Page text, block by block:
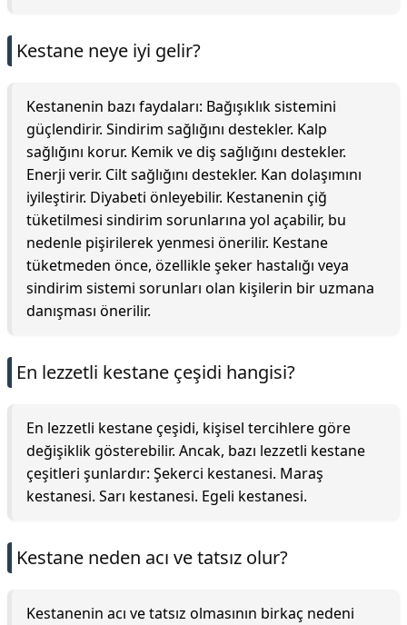
Kestane neye iyi gelir?
Kestanenin bazı faydaları: Bağışıklık sistemini
güçlendirir. Sindirim sağlığını destekler. Kalp
sağlığını korur. Kemik ve diş sağlığını destekler.
Enerji verir. Cilt sağlığını destekler. Kan dolaşımını
iyileştirir. Diyabeti önleyebilir. Kestanenin çiğ
tüketilmesi sindirim sorunlarına yol açabilir, bu
nedenle pişirilerek yenmesi önerilir. Kestane
tüketmeden önce, özellikle şeker hastalığı veya
sindirim sistemi sorunları olan kişilerin bir uzmana
danışması önerilir.
En lezzetli kestane çeşidi hangisi?
En lezzetli kestane çeşidi, kişisel tercihlere göre
değişiklik gösterebilir. Ancak, bazı lezzetli kestane
çeşitleri şunlardır: Şekerci kestanesi. Maraş
kestanesi. Sarı kestanesi. Egeli kestanesi.
Kestane neden acı ve tatsız olur?
Kestanenin acı ve tatsız olmasının birkaç nedeni